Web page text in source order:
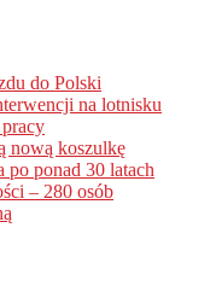
do Polski
na lotnisku
nową koszulkę
ponad 30 latach
– 280 osób